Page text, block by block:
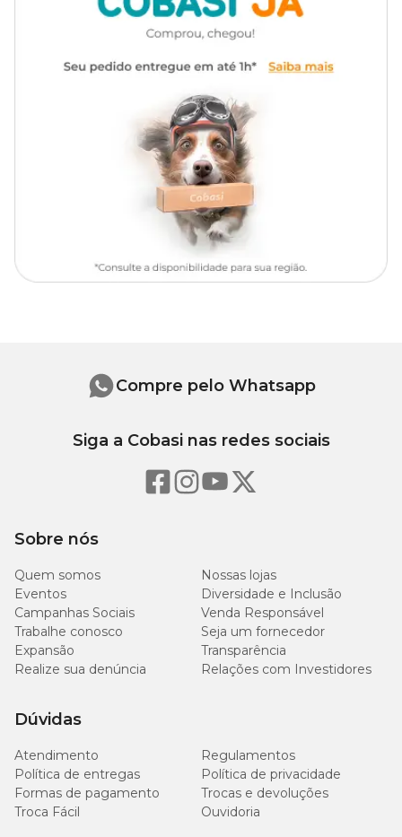
de batata, fosfato monocálcico, óleo de soja refinado, extrato de
leveduras, vitamina C, etoxiquin, beta caroteno, bixina,
cantaxantina, oleoresina de páprica.
Na Cobasi, você encontra a Ração Koi Vibrance Sticks Tetra com
especial e excelentes ofertas.
Sobre nós
Quem somos
Nossas lojas
Eventos
Diversidade e Inclusão
Campanhas Sociais
Venda Responsável
Trabalhe conosco
Seja um fornecedor
Expansão
Transparência
Realize sua denúncia
Relações com Investidores
Dúvidas
Atendimento
Regulamentos
Política de entregas
Política de privacidade
Formas de pagamento
Trocas e devoluções
Troca Fácil
Ouvidoria
Compre pelo Whatsapp
Siga a Cobasi nas redes sociais